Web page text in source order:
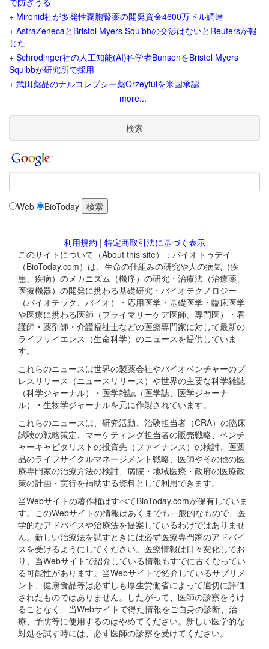
+ Mironid社が多発性嚢胞腎薬の開発資金4600万ドル調達
+ AstraZenecaとBristol Myers Squibbの交渉はないとReutersが報
じた
+ Schrodinger社の人工知能(AI)科学者BunsenをBristol Myers
Squibbが研究所で採用
+ 武田薬品のナルコレプシー薬Orzeyfulを米国承認
more...
検索
Web BioToday
利用規約 | 特定商取引法に基づく表示
このサイトについて（About this site）：バイオトゥデイ
（BioToday.com）は、生命の仕組みの研究や人の病気（疾
患、疾病）のメカニズム（機序）の研究・治療法（治療薬、
医療機器）の開発に携わる基礎研究・バイオテクノロジー
（バイオテック、バイオ）・応用医学・基礎医学・臨床医学
や医療に携わる医師（プライマリーケア医師、専門医）・看
護師・薬剤師・介護福祉士などの医療専門家に対して最新の
ライフサイエンス（生命科学）のニュースを提供していま
す。
これらのニュースは世界の製薬会社やバイオベンチャーのプ
レスリリース（ニュースリリース）や世界の主要な科学雑誌
（科学ジャーナル）・医学雑誌（医学誌、医学ジャーナ
ル）・生物学ジャーナルを元に作製されています。
これらのニュースは、研究活動、治験担当者（CRA）の臨床
試験の戦略策定、マーケティング担当者の販売戦略、ベンチ
ャーキャピタリストの投資先（ファイナンス）の検討、医薬
品のライフサイクルマネージメント戦略、医師やその他の医
療専門家の治療方法の検討、病院・地域医療・政府の医療政
策の計画・実行を補助する資料として利用できます。
当Webサイトの著作権はすべてBioToday.comが保有していま
す。このWebサイトの情報はあくまでも一般的なもので、医
学的なアドバイスや治療法を提案しているわけではありませ
ん。新しい治療法を試すときには必ず医療専門家のアドバイ
スを受けるようにしてください。医療情報は日々変化してお
り、当Webサイトで紹介している情報もすでに古くなってい
る可能性があります。当Webサイトで紹介しているサプリメ
ント、健康食品等は必ずしも厚生労働省によって適切に評価
されたものではありません。したがって、医師の診察をうけ
ることなく、当Webサイトで得た情報をご自身の診断、治
療、予防等に使用するのはやめてください。新しい医学的な
対処を試す時には、必ず医師の診察を受けてください。